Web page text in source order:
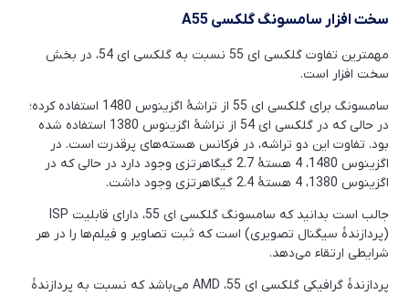
سخت افزار سامسونگ گلکسی A55
مهمترین تفاوت گلکسی ای 55 نسبت به گلکسی ای 54، در بخش
سخت افزار است.
سامسونگ برای گلکسی ای 55 از تراشۀ اگزینوس 1480 استفاده کرده؛
در حالی که در گلکسی ای 54 از تراشۀ اگزینوس 1380 استفاده شده
بود. تفاوت این دو تراشه، در فرکانس هسته‌های پرقدرت است. در
اگزینوس 1480، 4 هستۀ 2.7 گیگاهرتزی وجود دارد در حالی که در
اگزینوس 1380، 4 هستۀ 2.4 گیگاهرتزی وجود داشت.
جالب است بدانید که سامسونگ گلکسی ای 55، دارای قابلیت ISP
(پردازندۀ سیگنال تصویری) است که ثبت تصاویر و فیلم‌ها را در هر
شرایطی ارتقاء می‌دهد.
پردازندۀ گرافیکی گلکسی ای 55، AMD می‌باشد که نسبت به پردازندۀ